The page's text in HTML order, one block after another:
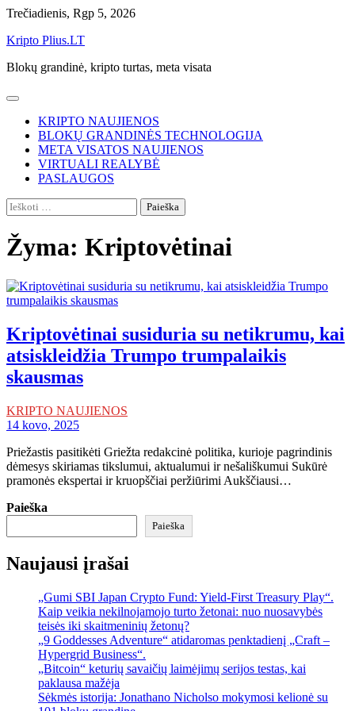
Skip
content
Trečiadienis, Rgp 5, 2026
Kripto Plius.LT
Blokų grandinė, kripto turtas, meta visata
KRIPTO NAUJIENOS
BLOKŲ GRANDINĖS TECHNOLOGIJA
META VISATOS NAUJIENOS
VIRTUALI REALYBĖ
PASLAUGOS
Ieškoti:
Žyma: Kriptovėtinai
Kriptovėtinai susiduria su netikrumu, kai
atsiskleidžia Trumpo trumpalaikis
skausmas
KRIPTO NAUJIENOS
14 kovo, 2025
Priežastis pasitikėti Griežta redakcinė politika, kurioje pagrindinis
dėmesys skiriamas tikslumui, aktualumui ir nešališkumui Sukūrė
pramonės ekspertai ir kruopščiai peržiūrimi Aukščiausi…
Paieška
Paieška
Naujausi įrašai
„Gumi SBI Japan Crypto Fund: Yield-First Treasury Play“.
Kaip veikia nekilnojamojo turto žetonai: nuo nuosavybės
teisės iki skaitmeninių žetonų?
„9 Goddesses Adventure“ atidaromas penktadienį „Craft –
Hypergrid Business“.
„Bitcoin“ keturių savaičių laimėjimų serijos testas, kai
paklausa mažėja
Sėkmės istorija: Jonathano Nicholso mokymosi kelionė su